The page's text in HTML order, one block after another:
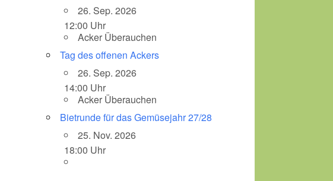
Office 365
26. Sep. 2026
12:00 Uhr
Acker Überauchen
Tag des offenen Ackers
26. Sep. 2026
14:00 Uhr
Acker Überauchen
Bietrunde für das Gemüsejahr 27/28
25. Nov. 2026
18:00 Uhr